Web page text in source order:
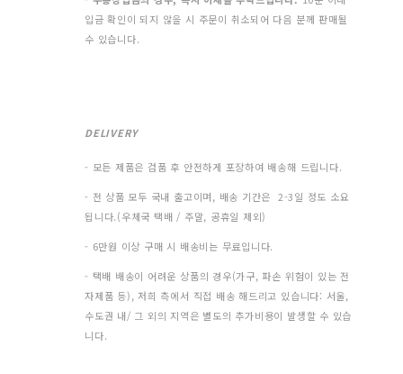
입금 확인이 되지 않을 시 주문이 취소되어 다음 분께 판매될
수 있습니다.
DELIVERY
- 모든 제품은 검품 후 안전하게 포장하여 배송해 드립니다.
- 전 상품 모두 국내 출고이며, 배송 기간은 2-3일 정도 소요
됩니다.(우체국 택배 / 주말, 공휴일 제외)
- 6만원 이상 구매 시 배송비는 무료입니다.
- 택배 배송이 어려운 상품의 경우(가구, 파손 위험이 있는 전
자제품 등), 저희 측에서 직접 배송 해드리고 있습니다: 서울,
수도권 내/ 그 외의 지역은 별도의 추가비용이 발생할 수 있습
니다.